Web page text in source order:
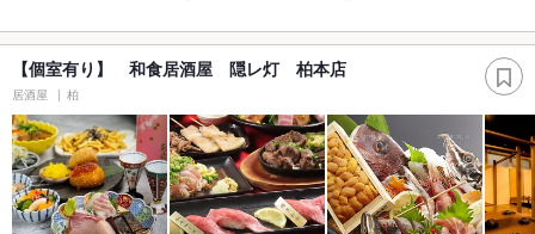
【個室有り】 和食居酒屋 隠レ灯 柏本店
居酒屋 柏